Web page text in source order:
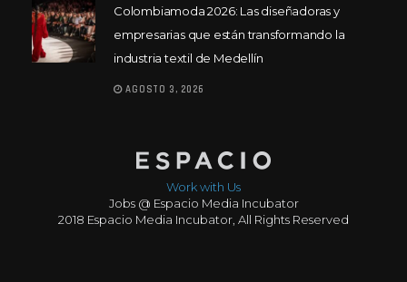
Colombiamoda 2026: Las diseñadoras y
empresarias que están transformando la
industria textil de Medellín
AGOSTO 3, 2026
Work with Us
Jobs @ Espacio Media Incubator
2018 Espacio Media Incubator, All Rights Reserved